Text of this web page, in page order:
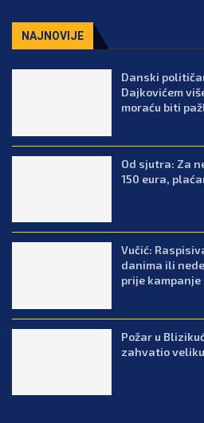
NAJNOVIJE
Danski
Dajkovićem
moraću biti
Od sjutra: Za
150 eura,
Vučić:
danima ili
prije kampanje
Požar u
zahvatio